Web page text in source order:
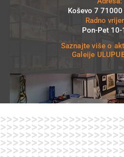
Koševo 7 71000
Radno
Pon-Pet 10-
Saznajte više o
Galeije